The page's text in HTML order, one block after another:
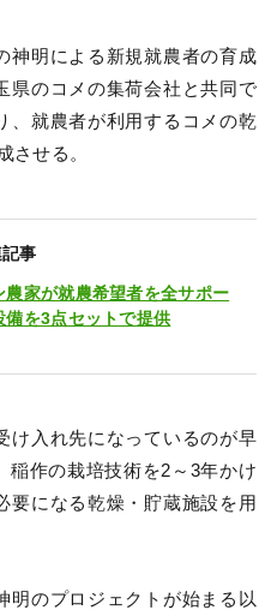
神明による新規就農者の育成
県のコメの集荷会社と共同で
、就農者が利用するコメの乾
させる。
事
農家が就農希望者を全サポー
を3点セットで提供
け入れ先になっているのが早
稲作の栽培技術を2～3年かけ
要になる乾燥・貯蔵施設を用
明のプロジェクトが始まる以